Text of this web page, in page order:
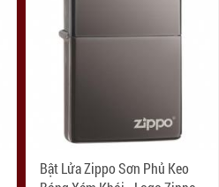
Bật Lửa Zippo Sơn Phủ Keo